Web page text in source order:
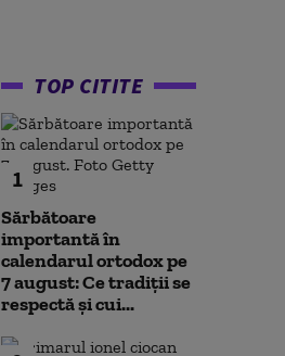
TOP CITITE
1
Sărbătoare
importantă în
calendarul ortodox pe
7 august: Ce tradiții se
respectă și cui...